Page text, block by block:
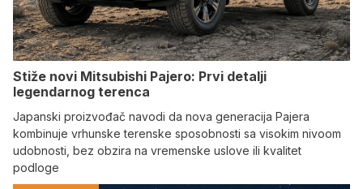
Stiže novi Mitsubishi Pajero: Prvi detalji
legendarnog terenca
Japanski proizvođač navodi da nova generacija Pajera
kombinuje vrhunske terenske sposobnosti sa visokim nivoom
udobnosti, bez obzira na vremenske uslove ili kvalitet
podloge